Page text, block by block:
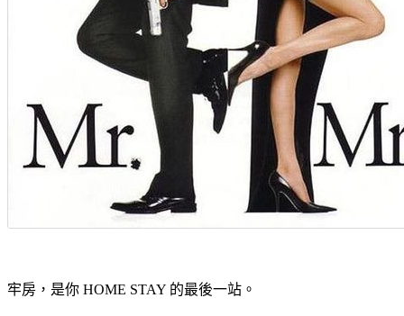
牢房，是你 HOME STAY 的最後一站。